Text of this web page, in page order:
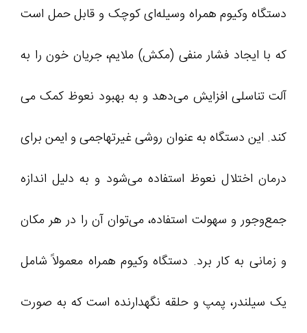
دستگاه وکیوم همراه وسیله‌ای کوچک و قابل حمل است
که با ایجاد فشار منفی (مکش) ملایم، جریان خون را به
آلت تناسلی افزایش می‌دهد و به بهبود نعوظ کمک می‌
کند. این دستگاه به‌ عنوان روشی غیرتهاجمی و ایمن برای
درمان اختلال نعوظ استفاده می‌شود و به دلیل اندازه
جمع‌وجور و سهولت استفاده، می‌توان آن را در هر مکان
و زمانی به کار برد. دستگاه وکیوم همراه معمولاً شامل
یک سیلندر، پمپ و حلقه نگهدارنده است که به‌ صورت